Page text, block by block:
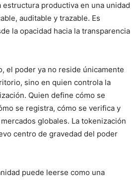
estructura productiva en una unidad
auditable y trazable. Es
la opacidad hacia la transparencia
el poder ya no reside únicamente
sino en quien controla la
Quien define cómo se
se registra, cómo se verifica y
globales. La tokenización
centro de gravedad del poder
puede leerse como una